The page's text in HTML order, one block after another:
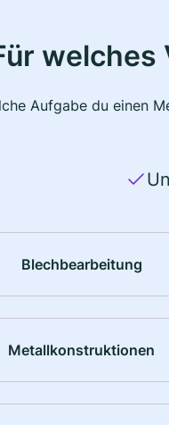
welches
Aufgabe du einen
Blechbearbeitung
Metallkonstruktionen